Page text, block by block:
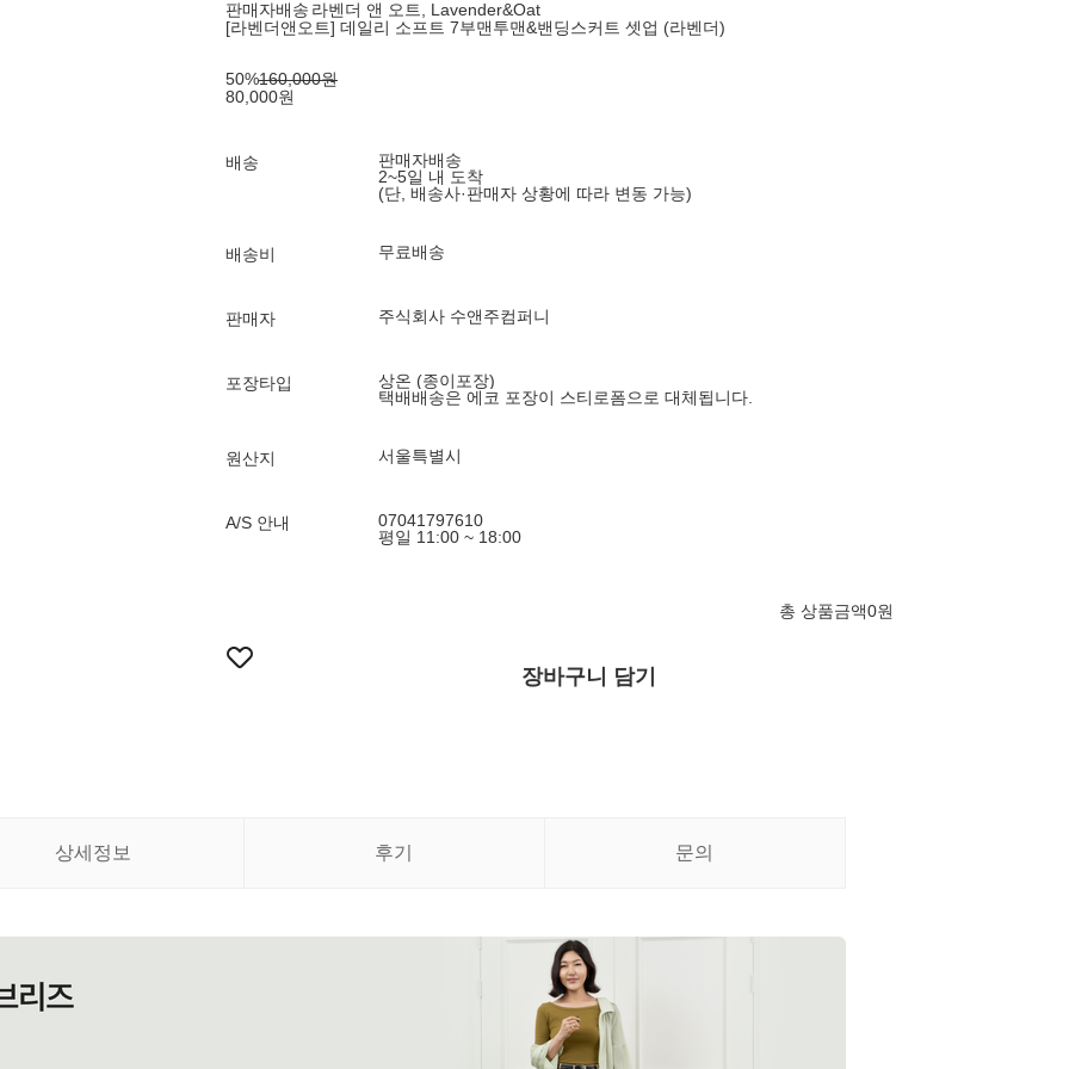
판매자배송 라벤더 앤 오트, Lavender&Oat
[라벤더앤오트] 데일리 소프트 7부맨투맨&밴딩스커트 셋업 (라벤더)
50%160,000원
80,000원
배송
판매자배송
2~5일 내 도착
(단, 배송사·판매자 상황에 따라 변동 가능)
배송비 무료배송
판매자 주식회사 수앤주컴퍼니
포장타입
상온 (종이포장)
택배배송은 에코 포장이 스티로폼으로 대체됩니다.
원산지 서울특별시
A/S 안내
07041797610
평일 11:00 ~ 18:00
총 상품금액0원
장바구니 담기
상세정보 후기 문의